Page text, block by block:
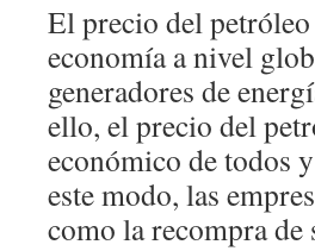
El precio del
economía a nivel
generadores de
ello, el precio del
económico de todos
este modo, las
como la recompra de